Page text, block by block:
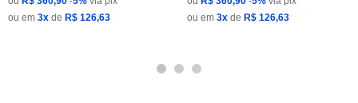
ou em 3x de R$ 126,63
ou em 3x de R$ 126,63